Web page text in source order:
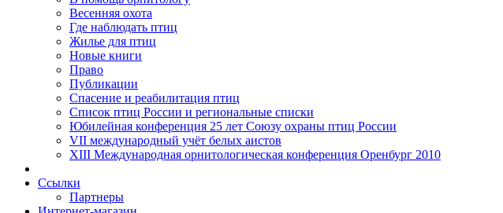
Весенняя охота
Где наблюдать птиц
Жилье для птиц
Новые книги
Право
Публикации
Спасение и реабилитация птиц
Список птиц России и региональные списки
Юбилейная конференция 25 лет Союзу охраны птиц России
VII международный учёт белых аистов
XIII Международная орнитологическая конференция Оренбург 2010
Ссылки
Партнеры